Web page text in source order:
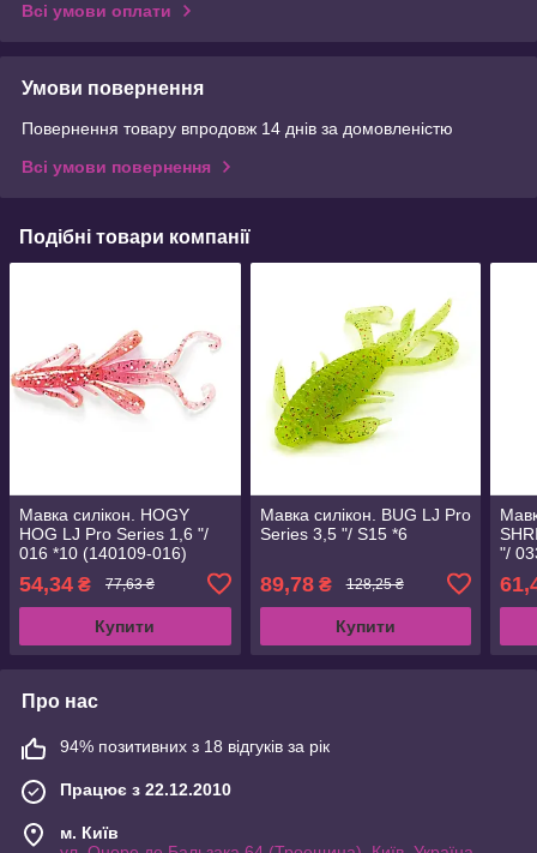
Всі умови оплати
Умови повернення
Повернення товару впродовж 14 днів за домовленістю
Всі умови повернення
Подібні товари компанії
Мавка силікон. HOGY
HOG LJ Pro Series 1,6 "/
016 *10 (140109-016)
54,34 ₴ 77,63 ₴
Купити
Мавка силікон. BUG LJ Pro
Series 3,5 "/ S15 *6
89,78₴ 128,25 ₴
Купити
"/
Про нас
94% позитивних з 18 відгуків за рік
Працює з 22.12.2010
м. Київ